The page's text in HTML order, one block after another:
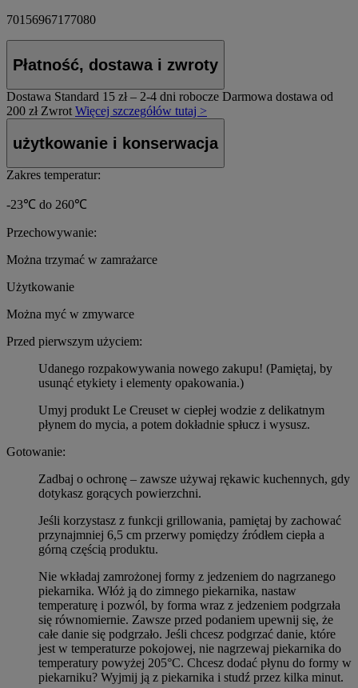
70156967177080
Płatność, dostawa i zwroty
Dostawa Standard 15 zł – 2-4 dni robocze Darmowa dostawa od
200 zł Zwrot Więcej szczegółów tutaj >
użytkowanie i konserwacja
Zakres temperatur:
-23℃ do 260℃
Przechowywanie:
Można trzymać w zamrażarce
Użytkowanie
Można myć w zmywarce
Przed pierwszym użyciem:
Udanego rozpakowywania nowego zakupu! (Pamiętaj, by
usunąć etykiety i elementy opakowania.)
Umyj produkt Le Creuset w ciepłej wodzie z delikatnym
płynem do mycia, a potem dokładnie spłucz i wysusz.
Gotowanie:
Zadbaj o ochronę – zawsze używaj rękawic kuchennych, gdy
dotykasz gorących powierzchni.
Jeśli korzystasz z funkcji grillowania, pamiętaj by zachować
przynajmniej 6,5 cm przerwy pomiędzy źródłem ciepła a
górną częścią produktu.
Nie wkładaj zamrożonej formy z jedzeniem do nagrzanego
piekarnika. Włóż ją do zimnego piekarnika, nastaw
temperaturę i pozwól, by forma wraz z jedzeniem podgrzała
się równomiernie. Zawsze przed podaniem upewnij się, że
całe danie się podgrzało. Jeśli chcesz podgrzać danie, które
jest w temperaturze pokojowej, nie nagrzewaj piekarnika do
temperatury powyżej 205°C. Chcesz dodać płynu do formy w
piekarniku? Wyjmij ją z piekarnika i studź przez kilka minut.